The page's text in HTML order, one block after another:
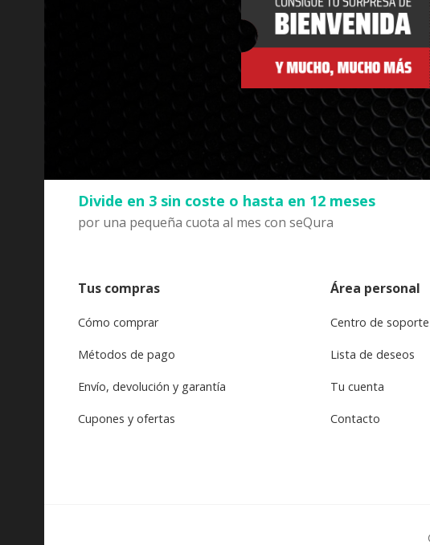
Divide en 3 sin coste o hasta en 12 meses
por una pequeña cuota al mes con seQura
Tus compras
Cómo comprar
Métodos de pago
Envío, devolución y garantía
Cupones y ofertas
Área personal
Centro de soporte
Lista de deseos
Tu cuenta
Contacto